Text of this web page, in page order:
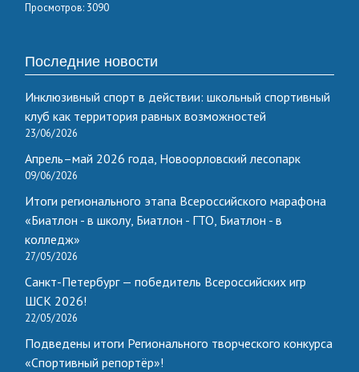
Просмотров: 3090
Последние новости
Инклюзивный спорт в действии: школьный спортивный
клуб как территория равных возможностей
23/06/2026
Апрель–май 2026 года, Новоорловский лесопарк
09/06/2026
Итоги регионального этапа Всероссийского марафона
«Биатлон - в школу, Биатлон - ГТО, Биатлон - в
колледж»
27/05/2026
Санкт-Петербург — победитель Всероссийских игр
ШСК 2026!
22/05/2026
Подведены итоги Регионального творческого конкурса
«Спортивный репортёр»!